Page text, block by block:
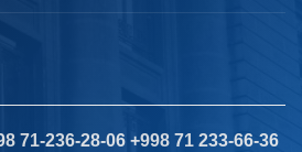
71-236-28-06 +998 71 233-66-36